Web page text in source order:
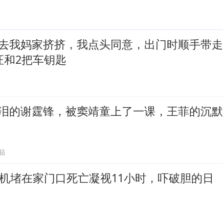
我妈家挤挤，我点头同意，出门时顺手带走
和2把车钥匙
的谢霆锋，被窦靖童上了一课，王菲的沉默
堵在家门口死亡凝视11小时，吓破胆的日